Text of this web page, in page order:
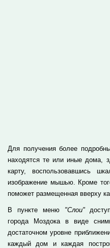
Для получения более
находятся те или иные дома,
карту, воспользовавшись
изображение мышью. Кроме
поможет размещенная вверху
В пункте меню "Слои"
города Моздока в виде
достаточном уровне
каждый дом и каждая